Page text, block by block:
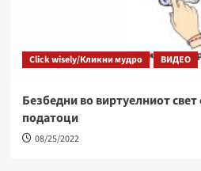
Click wisely/Кликни мудро ВИДЕО
Безбедни во виртуелниот
податоци
08/25/2022